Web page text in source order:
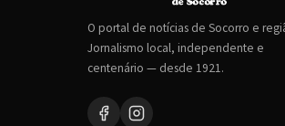
O portal de notícias de Socorro e
Jornalismo local, independente e
centenário — desde 1921.